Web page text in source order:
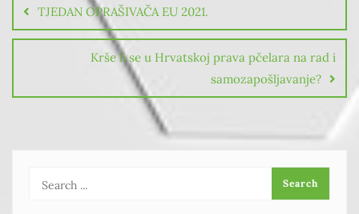
TJEDAN OPRAŠIVAČA EU 2021.
Krše li se u Hrvatskoj prava pčelara na rad i
samozapošljavanje?